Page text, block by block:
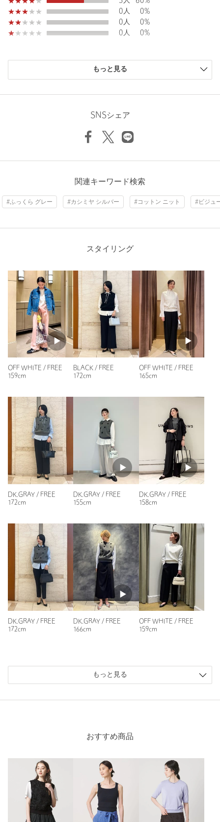
0人
0%
0人
0%
0人
0%
ニックネーム： まるまる
購入サイズ：FREE
｜
購入カラー：DK.GRAY
が、夏はちょっと暑いかな、と思いました。画像のような薄手
性別：
身長：157cm
普段の着用サイズ：
1人が参考になったと回答
参考になった
ニックネーム： echomako
投稿日： 2026年4月23日
購入サイズ：FREE
購入カラー：BLACK
購入商品のサイズ感：
ちょうどよい
ブラックを購入しました。
今な長袖のブラウスを着ていますが、もう少し暑くなったらT
シャツと一緒に着ます。
たくさん使えそうで良かったです。
性別：
身長：
167cm
普段の着用サイズ：
M
1人が参考になったと回答
参考になった
購入サイズ：FREE
｜
購入カラー：DK.GRAY
購入商品のサイズ感：ちょうどよい
可愛すぎかなと思ったけどお上品でキレイめな格好したい時に
1人が参考になったと回答
参考になった
もっと見る
SNSシェア
関連キーワード検索
#ふっくら グレー #カシミヤ シルバー #コットン ニット #ビジュ
スタイリング
OFF WHITE / FREE
159cm
BLACK / FREE
172cm
OFF WHITE / FREE
165cm
DK.GRAY / FREE
172cm
DK.GRAY / FREE
155cm
DK.GRAY / FREE
158cm
DK.GRAY / FREE
172cm
DK.GRAY / FREE
166cm
OFF WHITE / FREE
159cm
もっと見る
おすすめ商品